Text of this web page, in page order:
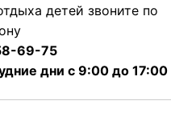
детей звоните по
69-75
дни с 9:00 до 17:00